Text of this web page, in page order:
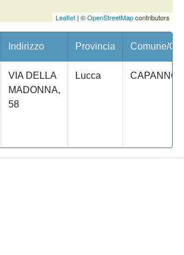
Leaflet| ©OpenStreetMapcontributors
Indirizzo Provincia Comune/
VIA DELLA
MADONNA,
58
Lucca